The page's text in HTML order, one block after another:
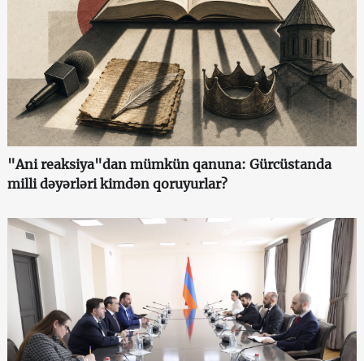
"Ani reaksiya"dan mümkün qanuna: Gürcüstanda
milli dəyərləri kimdən qoruyurlar?